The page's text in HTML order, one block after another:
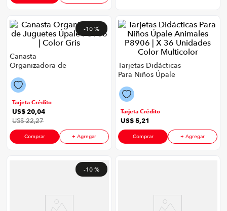
-10 %
Canasta
Organizadora de
| Color Gris
Tarjeta Crédito
US$20,04
US$22,27
Comprar + Agregar
Tarjetas Didácticas
Para Niños Úpale
Unidades Color
Multicolor
Tarjeta Crédito
US$5,21
Comprar + Agregar
-10 %